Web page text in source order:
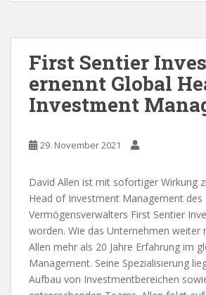
First Sentier
ernennt Global
Investment
29. November 2021
David Allen ist mit sofortiger Wirkung
Head of Investment Management des
Vermögensverwalters First Sentier
worden. Wie das Unternehmen weiter
Allen mehr als 20 Jahre Erfahrung im
Management. Seine Spezialisierung
Aufbau von Investmentbereichen